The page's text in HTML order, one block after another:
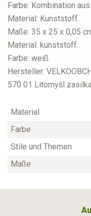
Farbe: Kombination
Material: Kunststoff.
Maße: 35 x 25 x 0,05
Material: kunststoff.
Farbe: weiß.
Hersteller:
570 01 Litomyšl
Material
Farbe
Stile und Themen
Maße